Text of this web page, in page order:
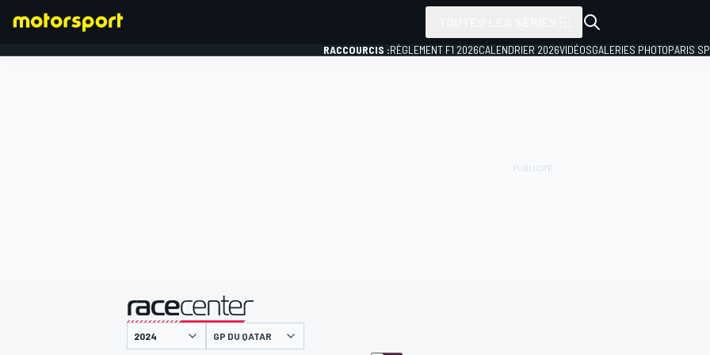
RACCOURCIS :RÈGLEMENT F1 2026CALENDRIER 2026VIDÉOSGALERIES PHOTOPARIS
présenté par
GP DU QATAR